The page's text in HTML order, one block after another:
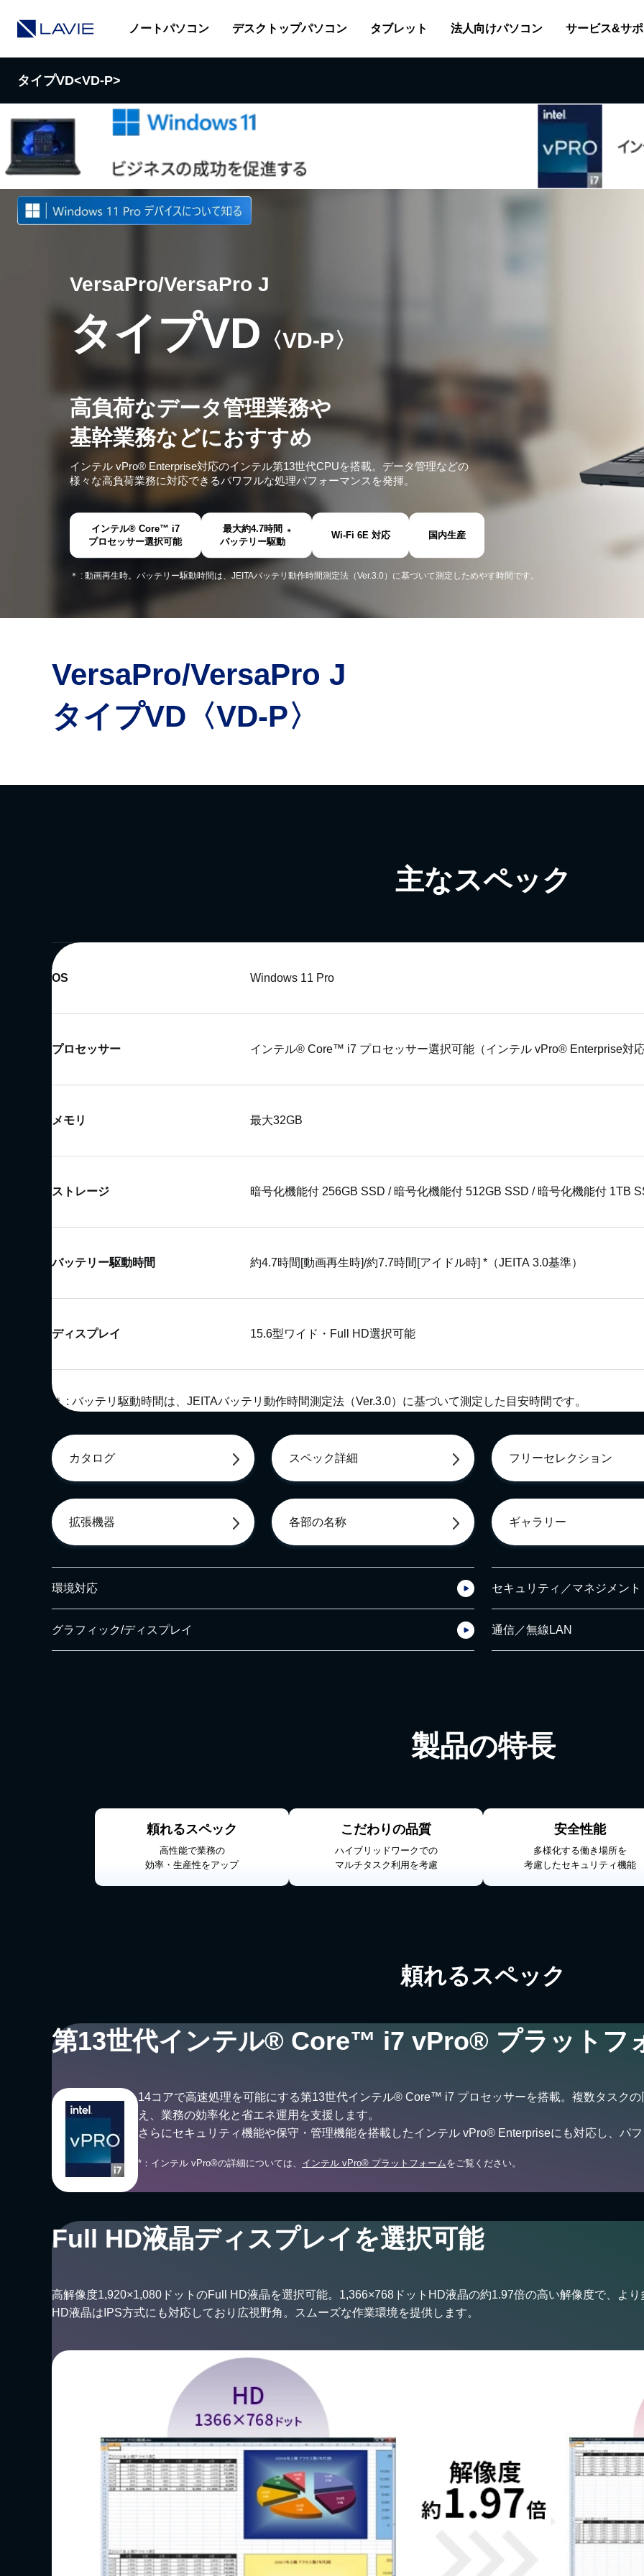
ノートパソコン デスクトップパソコン タブレット 法人向けパソコン サービス&サポ
タイプVD<VD-P>
製品情報
カタログ
スペック詳細
ソフトウェア
VersaPro/VersaPro J
タイプVD 〈VD-P〉
高負荷なデータ管理業務や
基幹業務などにおすすめ
インテル vPro® Enterprise対応のインテル第13世代CPUを搭載。データ管理などの
様々な高負荷業務に対応できるパワフルな処理パフォーマンスを発揮。
インテル® Core™ i7
プロセッサー選択可能
最大約4.7時間
バッテリー駆動
＊ Wi-Fi 6E 対応 国内生産
＊ : 動画再生時。バッテリー駆動時間は、JEITAバッテリ動作時間測定法（Ver.3.0）に基づいて測定しためやす時間です。
VersaPro/VersaPro J
タイプVD〈VD-P〉
主なスペック
OS Windows 11 Pro
プロセッサー インテル® Core™ i7 プロセッサー選択可能（インテル vPro® Enterprise対応
メモリ 最大32GB
ストレージ 暗号化機能付 256GB SSD / 暗号化機能付 512GB SSD / 暗号化機能付 1TB
バッテリー駆動時間 約4.7時間[動画再生時]/約7.7時間[アイドル時] *（JEITA 3.0基準）
ディスプレイ 15.6型ワイド・Full HD選択可能
＊ : バッテリ駆動時間は、JEITAバッテリ動作時間測定法（Ver.3.0）に基づいて測定した目安時間です。
カタログ スペック詳細 フリーセレクション
拡張機器 各部の名称 ギャラリー
環境対応 セキュリティ／マネジメント
グラフィック/ディスプレイ 通信／無線LAN
製品の特長
頼れるスペック
高性能で業務の
効率・生産性をアップ
こだわりの品質
ハイブリッドワークでの
マルチタスク利用を考慮
安全性能
多様化する働き場所を
考慮したセキュリティ機能
頼れるスペック
第13世代インテル® Core™ i7 vPro® プラットフ
14コアで高速処理を可能にする第13世代インテル® Core™ i7 プロセッサーを搭載。複数タスク
え、業務の効率化と省エネ運用を支援します。
さらにセキュリティ機能や保守・管理機能を搭載したインテル vPro® Enterpriseにも対応し、パ
*：インテル vPro®の詳細については、 インテル vPro® プラットフォームをご覧ください。
Full HD液晶ディスプレイを選択可能
高解像度1,920×1,080ドットのFull HD液晶を選択可能。1,366×768ドットHD液晶の約1.97倍の高い解像度で、よ
HD液晶はIPS方式にも対応しており広視野角。スムーズな作業環境を提供します。